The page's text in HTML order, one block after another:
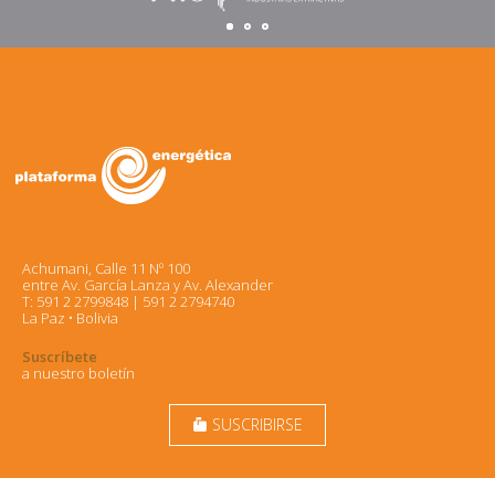
Achumani, Calle 11 Nº 100
entre Av. García Lanza y Av. Alexander
T: 591 2 2799848 | 591 2 2794740
La Paz • Bolivia
Suscríbete
a nuestro boletín
markunread_mailbox SUSCRIBIRSE